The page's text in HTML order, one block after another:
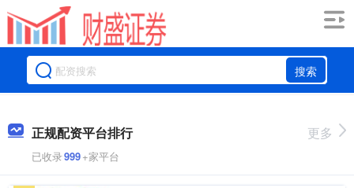
搜索
正规配资平台排行
已收录999+家平台
更多